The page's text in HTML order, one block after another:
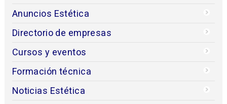
Anuncios Estética
Directorio de empresas
Cursos y eventos
Formación técnica
Noticias Estética